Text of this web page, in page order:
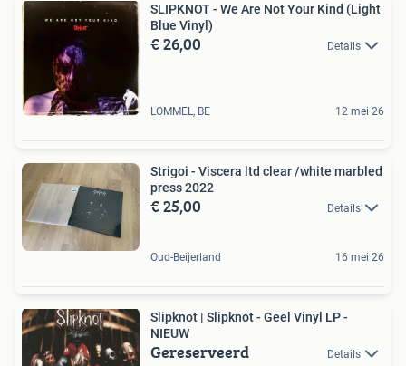
SLIPKNOT - We Are Not Your Kind (Light
Blue Vinyl)
€ 26,00 Details
LOMMEL, BE 12 mei 26
Strigoi - Viscera ltd clear /white marbled
press 2022
€ 25,00 Details
Oud-Beijerland 16 mei 26
Slipknot | Slipknot - Geel Vinyl LP -
NIEUW
Gereserveerd Details